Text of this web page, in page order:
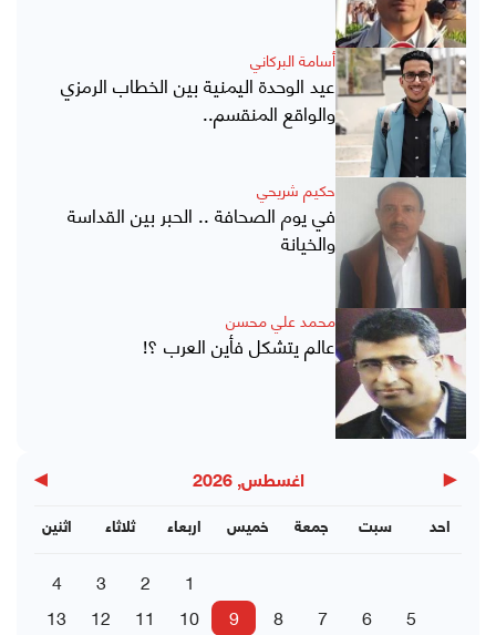
أسامة البركاني
عيد الوحدة اليمنية بين الخطاب الرمزي
والواقع المنقسم..
حكيم شريحي
في يوم الصحافة .. الحبر بين القداسة
والخيانة
محمد علي محسن
عالم يتشكل فأين العرب ؟!
◀ اغسطس, 2026 ▶
اثنين ثلاثاء اربعاء خميس جمعة سبت احد
1
2
3
4
5
6
7
8
9
10
11
12
13